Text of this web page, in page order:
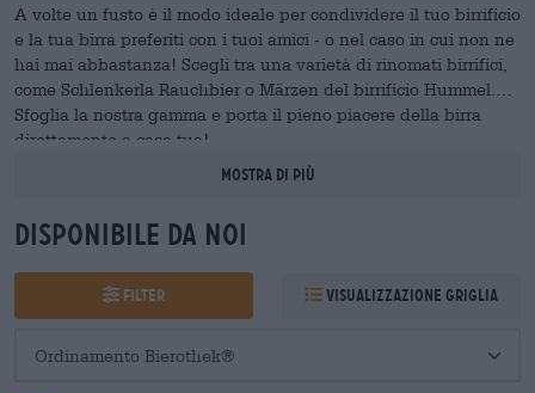
A volte un fusto è il modo ideale per condividere il tuo birrificio
e la tua birra preferiti con i tuoi amici - o nel caso in cui non ne
hai mai abbastanza! Scegli tra una varietà di rinomati birrifici,
come Schlenkerla Rauchbier o Märzen del birrificio Hummel.
Sfoglia la nostra gamma e porta il pieno piacere della birra
direttamente a casa tua!
Mostra di più
Disponibile da noi
Filter Visualizzazione griglia